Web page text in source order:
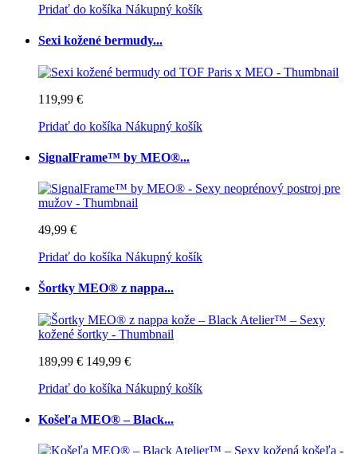
Pridať do košíka Nákupný košík
Sexi kožené bermudy...
119,99 €
Pridať do košíka Nákupný košík
SignalFrame™ by MEO®...
49,99 €
Pridať do košíka Nákupný košík
Šortky MEO® z nappa...
189,99 € 149,99 €
Pridať do košíka Nákupný košík
Košeľa MEO® – Black...